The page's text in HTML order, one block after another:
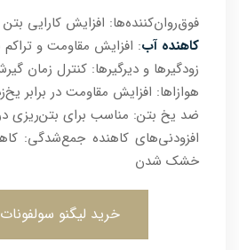
فوق‌روان‌کننده‌ها: افزایش کارایی
کاهنده آب: افزایش مقاومت و تراکم
زودگیرها و دیرگیرها: کنترل زمان
هوازاها: افزایش مقاومت در برابر
ضد یخ بتن: مناسب برای بتن‌ریزی
افزودنی‌های کاهنده جمع‌شدگی:
خشک شدن
خرید لیگنو